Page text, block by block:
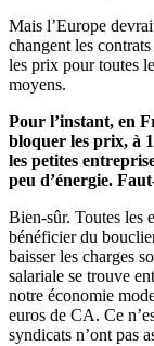
Mais l’Europe
changent les
les prix pour toutes
moyens.
Pour l’instant, en
bloquer les prix, à
les petites
peu d’énergie.
Bien-sûr. Toutes les
bénéficier du
baisser les charges
salariale se trouve
notre économie
euros de CA. Ce
syndicats n’ont pas